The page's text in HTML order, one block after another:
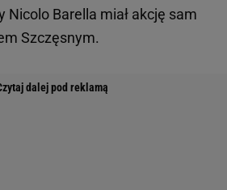
Nicolo Barella miał akcję sam
Szczęsnym.